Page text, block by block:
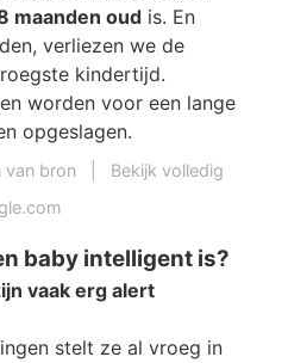
maanden oud is. En
verliezen we de
kindertijd.
worden voor een lange
opgeslagen.
van bron
Bekijk volledig
baby intelligent is?
vaak erg alert
stelt ze al vroeg in